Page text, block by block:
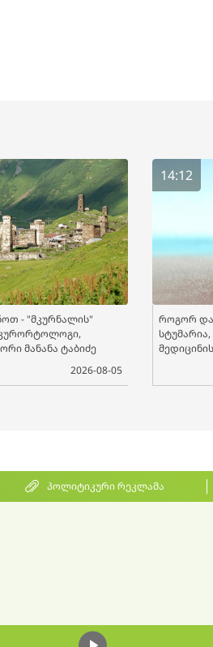
- "მკურნალის"
კურორტოლოგი,
მანანა ტაბიძე
2026-08-05
14:12
როგორ
პოლიტიკური რეკლამა